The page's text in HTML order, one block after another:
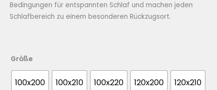
Bedingungen für entspannten Schlaf und machen jeden
Schlafbereich zu einem besonderen Rückzugsort.
Größe
100x200 100x210 100x220 120x200 120x210